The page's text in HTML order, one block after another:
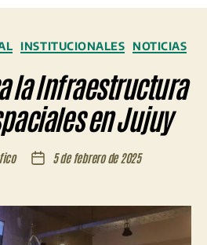
Categorías
INSTITUCIONALES NOTICIAS
la Infraestructura
en Jujuy
Fecha
entrada
5 de febrero de 2025